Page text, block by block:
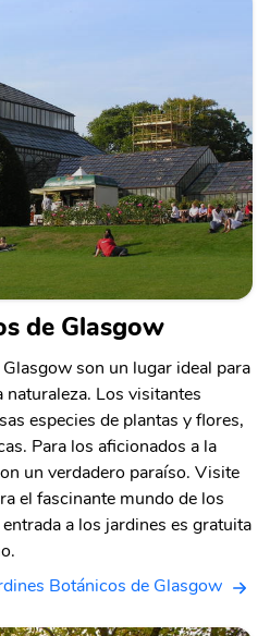
de Glasgow
son un lugar ideal para
naturaleza. Los visitantes
especies de plantas y flores,
Para los aficionados a la
un verdadero paraíso. Visite
el fascinante mundo de los
a los jardines es gratuita
Botánicos de Glasgow